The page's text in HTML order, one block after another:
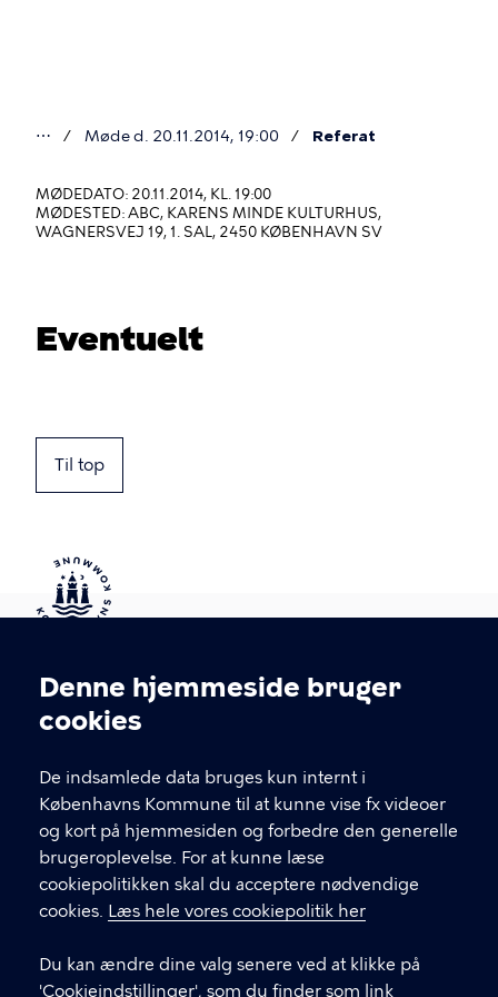
Cookieindstillinger
Denne hjemmeside bruger
cookies
De indsamlede data bruges kun internt i
Københavns Kommune til at kunne vise fx videoer
og kort på hjemmesiden og forbedre den generelle
brugeroplevelse. For at kunne læse
cookiepolitikken skal du acceptere nødvendige
cookies. Læs hele vores cookiepolitik her
Du kan ændre dine valg senere ved at klikke på
'Cookieindstillinger', som du finder som link
er
her
⋯ Møde d. 20.11.2014, 19:00 Referat
MØDEDATO: 20.11.2014, KL. 19:00
MØDESTED: ABC, KARENS MINDE KULTURHUS,
WAGNERSVEJ 19, 1. SAL, 2450 KØBENHAVN SV
Eventuelt
Til top
Kontakt Københavns Kommune
T
fFind andre kontakter her
CVR-nummer64942212
GENVEJE
Digital Post